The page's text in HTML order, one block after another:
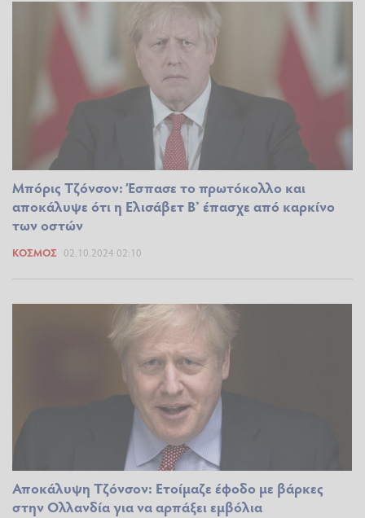
Μπόρις Τζόνσον: Έσπασε το πρωτόκολλο και
αποκάλυψε ότι η Ελισάβετ Β’ έπασχε από καρκίνο
των οστών
ΚΌΣΜΟΣ 02.10.2024 02:10
Αποκάλυψη Τζόνσον: Ετοίμαζε έφοδο με βάρκες
στην Ολλανδία για να αρπάξει εμβόλια